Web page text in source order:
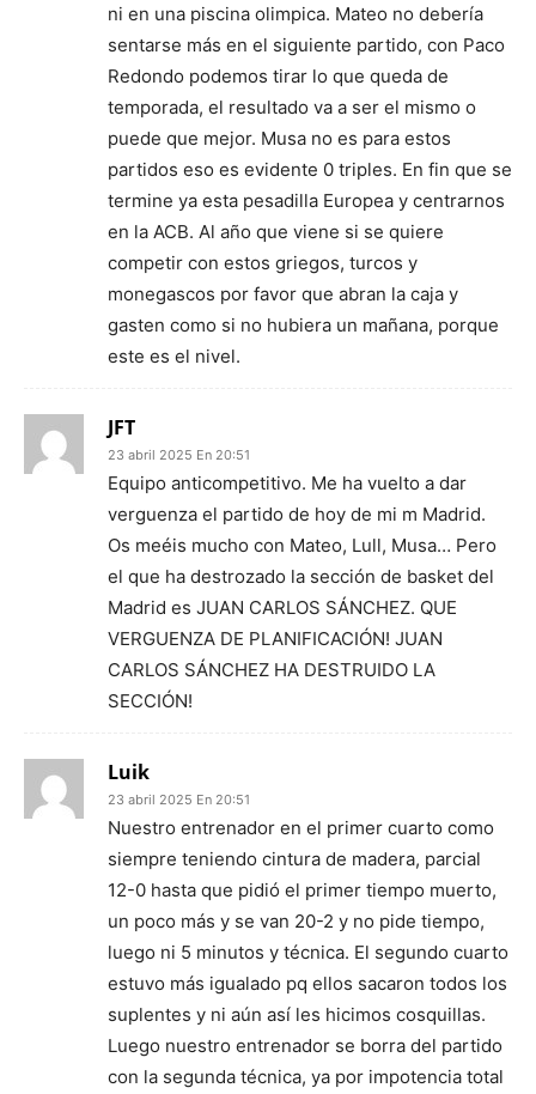
ni en una piscina olimpica. Mateo no debería
sentarse más en el siguiente partido, con Paco
Redondo podemos tirar lo que queda de
temporada, el resultado va a ser el mismo o
puede que mejor. Musa no es para estos
partidos eso es evidente 0 triples. En fin que se
termine ya esta pesadilla Europea y centrarnos
en la ACB. Al año que viene si se quiere
competir con estos griegos, turcos y
monegascos por favor que abran la caja y
gasten como si no hubiera un mañana, porque
este es el nivel.
JFT
23 abril 2025 En 20:51
Equipo anticompetitivo. Me ha vuelto a dar
verguenza el partido de hoy de mi m Madrid.
Os meéis mucho con Mateo, Lull, Musa… Pero
el que ha destrozado la sección de basket del
Madrid es JUAN CARLOS SÁNCHEZ. QUE
VERGUENZA DE PLANIFICACIÓN! JUAN
CARLOS SÁNCHEZ HA DESTRUIDO LA
SECCIÓN!
Luik
23 abril 2025 En 20:51
Nuestro entrenador en el primer cuarto como
siempre teniendo cintura de madera, parcial
12-0 hasta que pidió el primer tiempo muerto,
un poco más y se van 20-2 y no pide tiempo,
luego ni 5 minutos y técnica. El segundo cuarto
estuvo más igualado pq ellos sacaron todos los
suplentes y ni aún así les hicimos cosquillas.
Luego nuestro entrenador se borra del partido
con la segunda técnica, ya por impotencia total